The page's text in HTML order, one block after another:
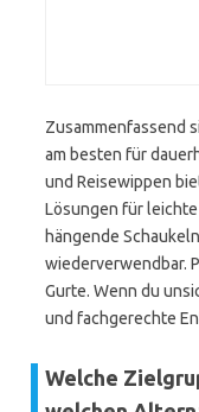
Zusammenfassend
am besten für
und Reisewippen
Lösungen für
hängende
wiederverwendbar.
Gurte. Wenn du
und fachgerechte
Welche